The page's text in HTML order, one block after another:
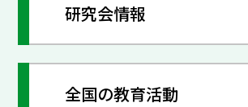
研究会情報
全国の教育活動